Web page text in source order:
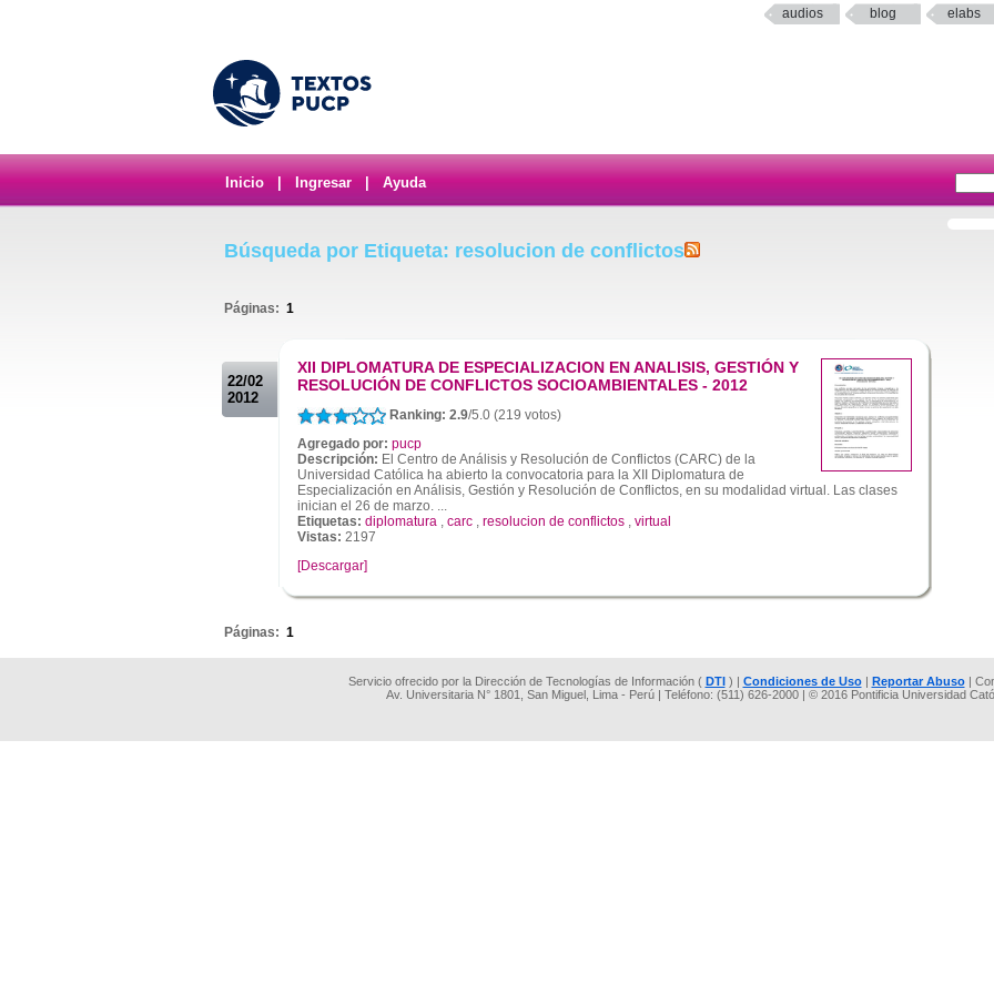
audios blog elabs
Inicio Ingresar Ayuda
Búsqueda por Etiqueta: resolucion de conflictos
Páginas: 1
22/02
2012
XII DIPLOMATURA DE ESPECIALIZACION EN ANALISIS, GESTIÓN Y
RESOLUCIÓN DE CONFLICTOS SOCIOAMBIENTALES - 2012
Ranking: 2.9/5.0 (219 votos)
Agregado por: pucp
Descripción: El Centro de Análisis y Resolución de Conflictos (CARC) de la
Universidad Católica ha abierto la convocatoria para la XII Diplomatura de
Especialización en Análisis, Gestión y Resolución de Conflictos, en su modalidad virtual. Las clases
inician el 26 de marzo. ...
Etiquetas: diplomatura , carc , resolucion de conflictos , virtual
Vistas: 2197
[Descargar]
Páginas: 1
Servicio ofrecido por la Dirección de Tecnologías de Información ( DTI) | Condiciones de Uso| Reportar Abuso|
Av. Universitaria N° 1801, San Miguel, Lima - Perú | Teléfono: (511) 626-2000 | © 2016 Pontificia Universidad